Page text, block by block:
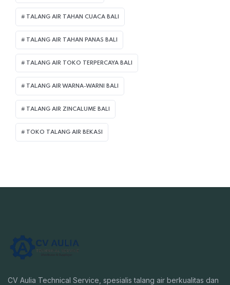
TALANG AIR TAHAN CUACA BALI
TALANG AIR TAHAN PANAS BALI
TALANG AIR TOKO TERPERCAYA BALI
TALANG AIR WARNA-WARNI BALI
TALANG AIR ZINCALUME BALI
TOKO TALANG AIR BEKASI
CV Aulia Technical Service, spesialis talang air berkualitas dan